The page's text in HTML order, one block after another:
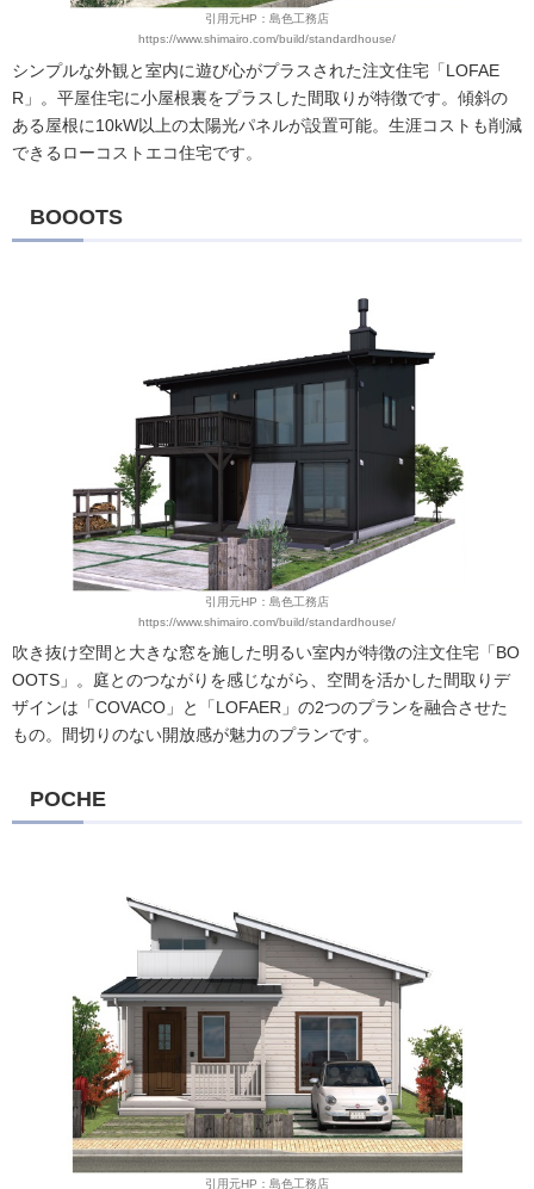
引用元HP：島色工務店
https://www.shimairo.com/build/standardhouse/
シンプルな外観と室内に遊び心がプラスされた注文住宅「LOFAE
R」。平屋住宅に小屋根裏をプラスした間取りが特徴です。傾斜の
ある屋根に10kW以上の太陽光パネルが設置可能。生涯コストも削減
できるローコストエコ住宅です。
BOOOTS
引用元HP：島色工務店
https://www.shimairo.com/build/standardhouse/
吹き抜け空間と大きな窓を施した明るい室内が特徴の注文住宅「BO
OOTS」。庭とのつながりを感じながら、空間を活かした間取りデ
ザインは「COVACO」と「LOFAER」の2つのプランを融合させた
もの。間切りのない開放感が魅力のプランです。
POCHE
引用元HP：島色工務店